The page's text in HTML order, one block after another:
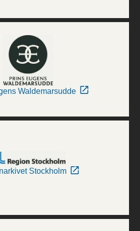
Waldemarsudde
Stockholm